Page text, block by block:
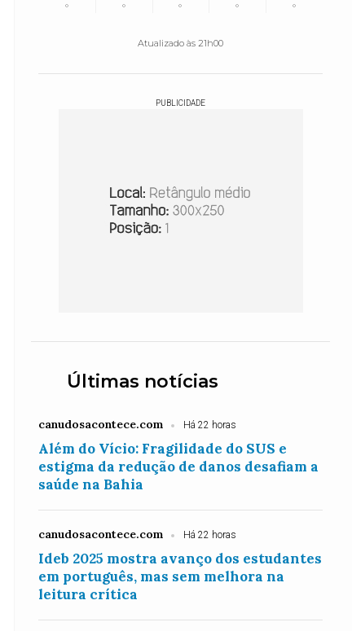
°
°
°
°
°
Atualizado às 21h00
PUBLICIDADE
Últimas notícias
canudosacontece.com Há 22 horas
Além do Vício: Fragilidade do SUS e
estigma da redução de danos desafiam a
saúde na Bahia
canudosacontece.com Há 22 horas
Ideb 2025 mostra avanço dos estudantes
em português, mas sem melhora na
leitura crítica